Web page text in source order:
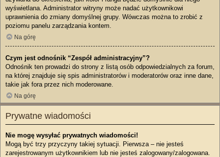
wyświetlana. Administrator witryny może nadać użytkownikowi
uprawnienia do zmiany domyślnej grupy. Wówczas można to zrobić z
poziomu panelu zarządzania kontem.
Na górę
Czym jest odnośnik “Zespół administracyjny”?
Odnośnik ten prowadzi do strony z listą osób odpowiedzialnych za forum,
na której znajduje się spis administratorów i moderatorów oraz inne dane,
takie jak fora przez nich moderowane.
Na górę
Prywatne wiadomości
Nie mogę wysyłać prywatnych wiadomości!
Mogą być trzy przyczyny takiej sytuacji. Pierwsza – nie jesteś
zarejestrowanym użytkownikiem lub nie jesteś zalogowany/zalogowana.